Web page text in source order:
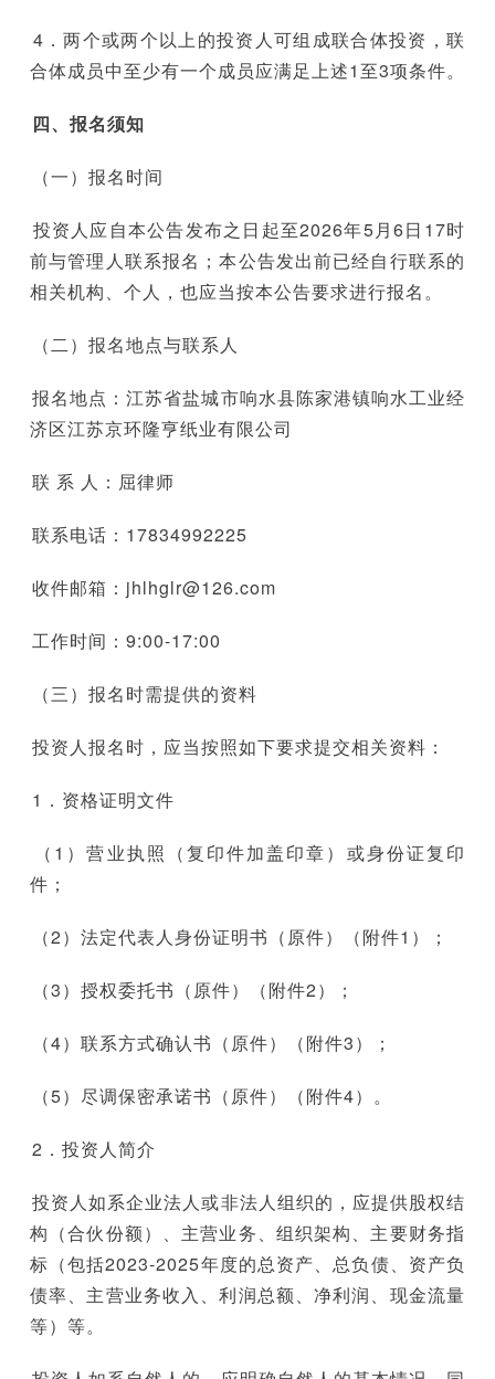
．两个或两个以上的投资人可组成联合体投资，联
合体成员中至少有一个成员应满足上述1至3项条件。
四、报名须知
一）报名时间
资人应自本公告发布之日起至2026年5月6日17时
前与管理人联系报名；本公告发出前已经自行联系的
相关机构、个人，也应当按本公告要求进行报名。
二）报名地点与联系人
名地点：江苏省盐城市响水县陈家港镇响水工业经
济区江苏京环隆亨纸业有限公司
系 人：屈律师
系电话：17834992225
件邮箱：jhlhglr@126.com
作时间：9:00-17:00
三）报名时需提供的资料
资人报名时，应当按照如下要求提交相关资料：
．资格证明文件
1）营业执照（复印件加盖印章）或身份证复印
件；
2）法定代表人身份证明书（原件）（附件1）；
3）授权委托书（原件）（附件2）；
4）联系方式确认书（原件）（附件3）；
5）尽调保密承诺书（原件）（附件4）。
．投资人简介
资人如系企业法人或非法人组织的，应提供股权结
构（合伙份额）、主营业务、组织架构、主要财务指
标（包括2023-2025年度的总资产、总负债、资产负
债率、主营业务收入、利润总额、净利润、现金流量
等）等。